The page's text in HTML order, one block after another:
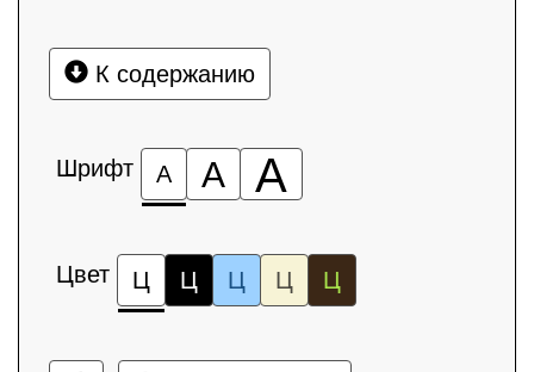
К содержанию
Шрифт А А А
Цвет Ц Ц Ц Ц Ц